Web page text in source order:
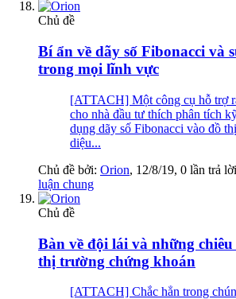
Chủ đề
Bí ẩn về dãy số Fibonacci và
trong mọi lĩnh vực
[ATTACH] Một công cụ hỗ trợ
cho nhà đầu tư thích phân tích
dụng dãy số Fibonacci vào đồ
diệu...
Chủ đề bởi: Orion, 12/8/19, 0 lần trả
luận chung
Chủ đề
Bàn về đội lái và những
thị trường chứng khoán
[ATTACH] Chắc hẳn trong